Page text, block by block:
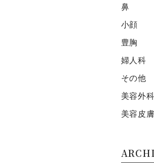
鼻
小顔
豊胸
婦人科
その他
美容外科
美容⽪